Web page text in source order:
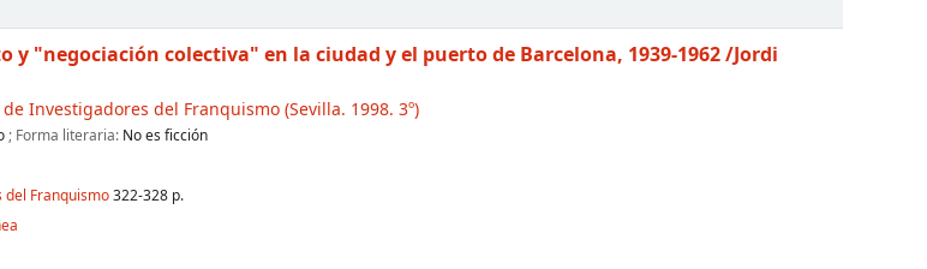
"negociación colectiva" en la ciudad y el puerto de Barcelona, 1939-1962/Jordi
Investigadores del Franquismo(Sevilla. 1998. 3º)
; Forma literaria: No es ficción
Franquismo322-328 p.